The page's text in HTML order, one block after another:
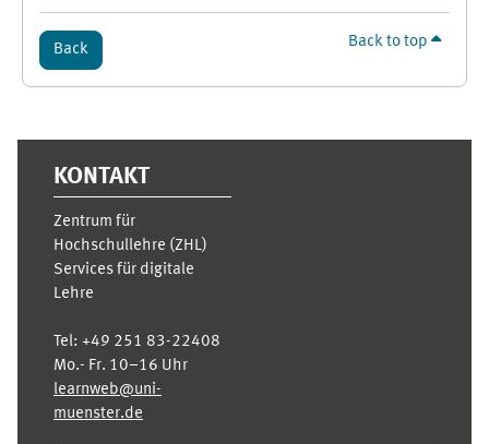
Back Back to top
KONTAKT
Zentrum für
Hochschullehre (ZHL)
Services für digitale
Lehre
Tel: +49 251 83-22408
Mo.- Fr. 10–16 Uhr
learnweb@uni-
muenster.de